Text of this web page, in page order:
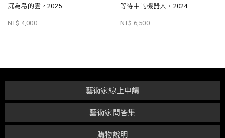
沉為島的雲，2025
NT$ 4,000
等待中的機器人，2024
NT$ 6,500
購物說明
藝術家問答集
藝術家線上申請